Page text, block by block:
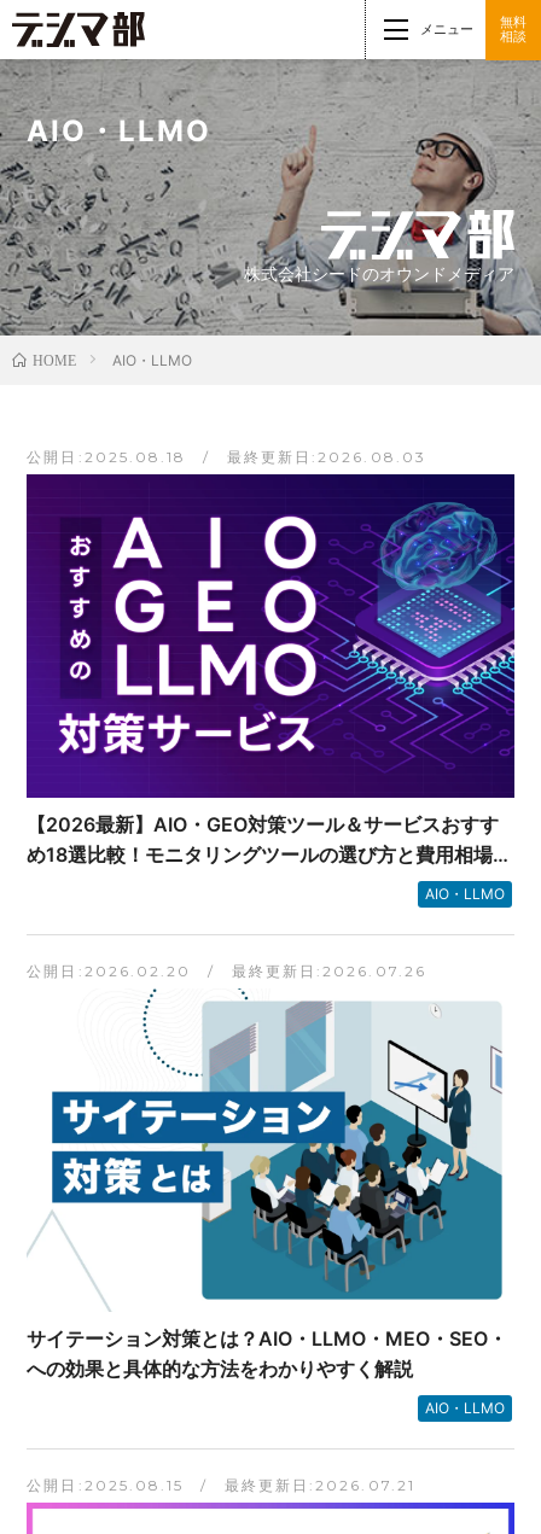
メニュー
無料
相談
AIO・LLMO
株式会社シードのオウンドメディア
HOME AIO・LLMO
公開日:2025.08.18 / 最終更新日:2026.08.03
【2026最新】AIO・GEO対策ツール＆サービスおすす
め18選比較！モニタリングツールの選び方と費用相場
AIO・LLMO
公開日:2026.02.20 / 最終更新日:2026.07.26
サイテーション対策とは？AIO・LLMO・MEO・SEO・
への効果と具体的な方法をわかりやすく解説
AIO・LLMO
公開日:2025.08.15 / 最終更新日:2026.07.21